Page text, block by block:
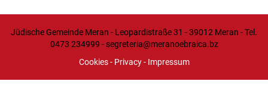
Jüdische Gemeinde Meran - Leopardistraße 31 - 39012 Meran - Tel.
0473 234999 -segreteria@meranoebraica.bz
Cookies- Privacy- Impressum